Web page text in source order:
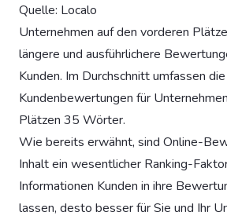
Quelle: Localo
Unternehmen auf den vorderen
längere und ausführlichere
Kunden. Im Durchschnitt umfassen die
Kundenbewertungen für
Plätzen 35 Wörter.
Wie bereits erwähnt, sind Online-
Inhalt ein wesentlicher Ranking-
Informationen Kunden in ihre
lassen, desto besser für Sie und Ihr